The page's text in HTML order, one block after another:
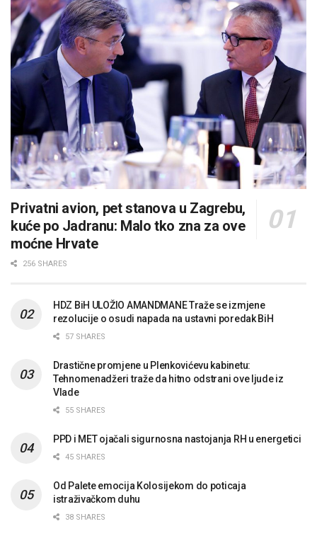
Privatni avion, pet stanova u Zagrebu,
kuće po Jadranu: Malo tko zna za ove
moćne Hrvate
256 SHARES
HDZ BiH ULOŽIO AMANDMANE Traže se izmjene
rezolucije o osudi napada na ustavni poredak BiH
57 SHARES
Drastične promjene u Plenkovićevu kabinetu:
Tehnomenadžeri traže da hitno odstrani ove ljude iz
Vlade
55 SHARES
PPD i MET ojačali sigurnosna nastojanja RH u energetici
45 SHARES
Od Palete emocija Kolosijekom do poticaja
istraživačkom duhu
38 SHARES